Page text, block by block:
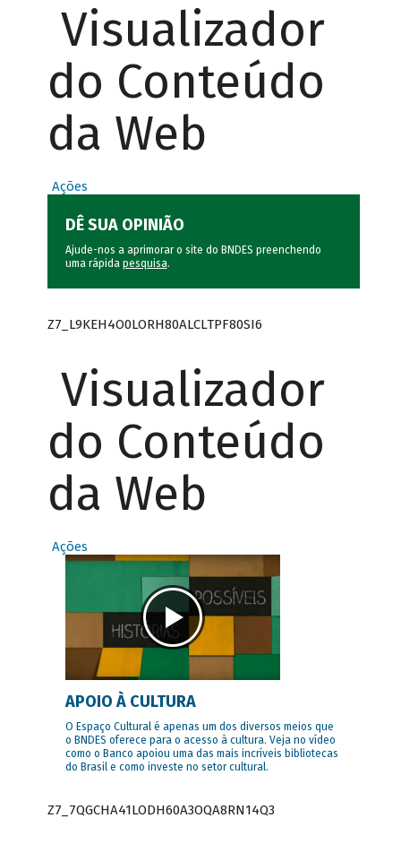
Visualizador
do Conteúdo
da Web
Ações
DÊ SUA OPINIÃO
Ajude-nos a aprimorar o site do BNDES preenchendo
uma rápida pesquisa.
Z7_L9KEH4O0LORH80ALCLTPF80SI6
Visualizador
do Conteúdo
da Web
Ações
APOIO À CULTURA
O Espaço Cultural é apenas um dos diversos meios que
o BNDES oferece para o acesso à cultura. Veja no vídeo
como o Banco apoiou uma das mais incríveis bibliotecas
do Brasil e como investe no setor cultural.
Z7_7QGCHA41LODH60A3OQA8RN14Q3